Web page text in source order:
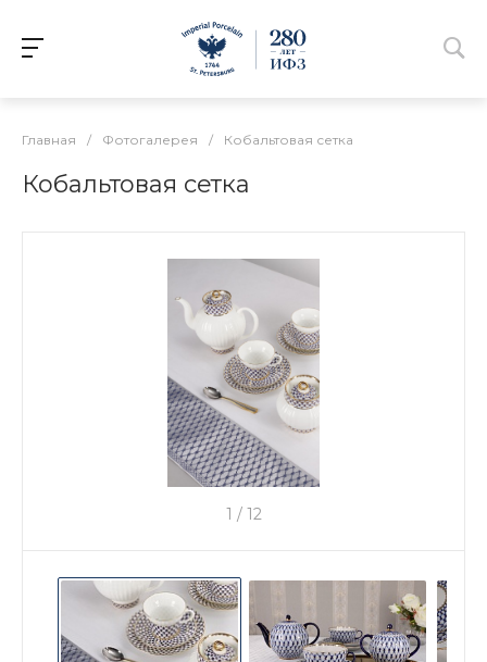
Главная / Фотогалерея / Кобальтовая сетка
Кобальтовая сетка
1 / 12